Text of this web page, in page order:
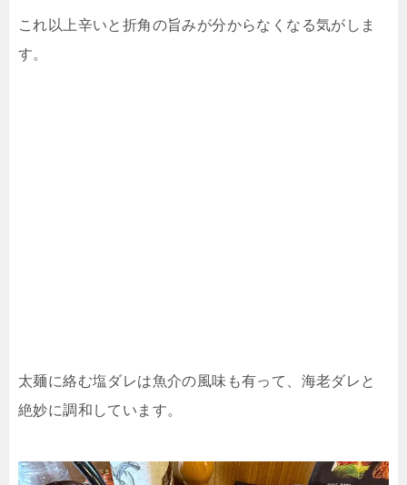
これ以上辛いと折角の旨みが分からなくなる気がしま
す。
太麺に絡む塩ダレは魚介の風味も有って、海老ダレと
絶妙に調和しています。